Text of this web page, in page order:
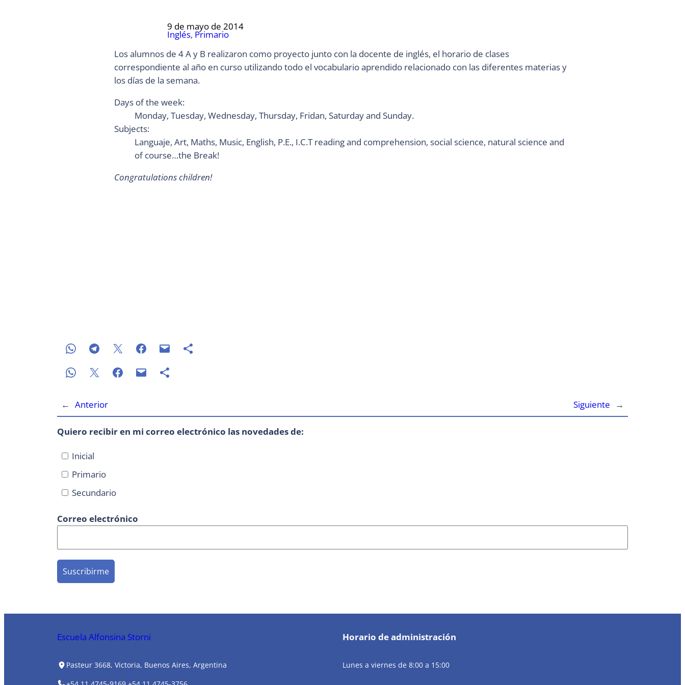
9 de mayo de 2014
Inglés, Primario
Los alumnos de 4 A y B realizaron como proyecto junto con la docente de inglés, el horario de clases
correspondiente al año en curso utilizando todo el vocabulario aprendido relacionado con las diferentes materias y
los días de la semana.
Days of the week:
Monday, Tuesday, Wednesday, Thursday, Fridan, Saturday and Sunday.
Subjects:
Languaje, Art, Maths, Music, English, P.E., I.C.T reading and comprehension, social science, natural science and
of course…the Break!
Congratulations children!
← Anterior Siguiente →
Quiero recibir en mi correo electrónico las novedades de:
Inicial
Primario
Secundario
Correo electrónico
Escuela Alfonsina Storni
Pasteur 3668, Victoria, Buenos Aires, Argentina
Horario de administración
Lunes a viernes de 8:00 a 15:00